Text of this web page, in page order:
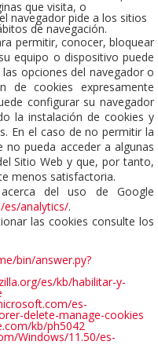
que visita, o
navegador pide a los sitios
de navegación.
permitir, conocer, bloquear
equipo o dispositivo puede
opciones del navegador o
de cookies expresamente
configurar su navegador
la instalación de cookies y
En el caso de no permitir la
pueda acceder a algunas
Sitio Web y que, por tanto,
menos satisfactoria.
del uso de Google
es/analytics/.
las cookies consulte los
bin/answer.py?
es/kb/habilitar-y-
es-
delete-manage-cookies
kb/ph5042
Windows/11.50/es-